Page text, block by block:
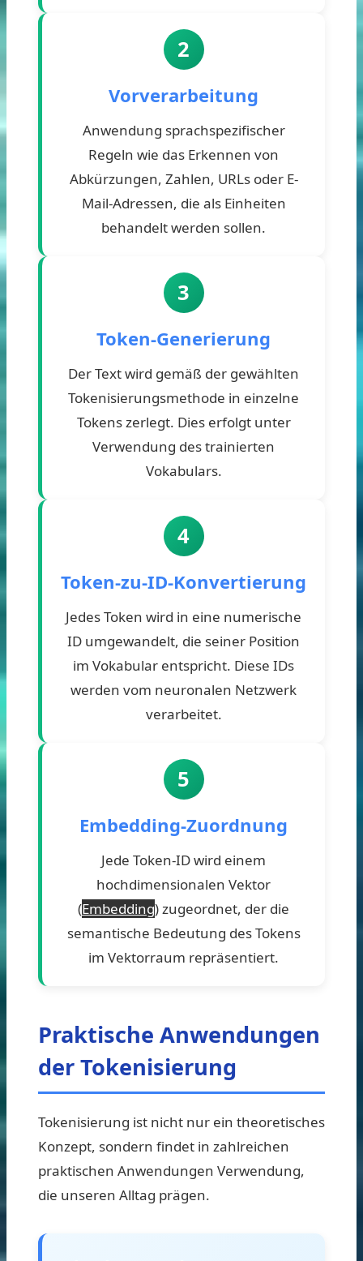
2
Vorverarbeitung
Anwendung sprachspezifischer
Regeln wie das Erkennen von
Abkürzungen, Zahlen, URLs oder E-
Mail-Adressen, die als Einheiten
behandelt werden sollen.
3
Token-Generierung
Der Text wird gemäß der gewählten
Tokenisierungsmethode in einzelne
Tokens zerlegt. Dies erfolgt unter
Verwendung des trainierten
Vokabulars.
4
Token-zu-ID-Konvertierung
Jedes Token wird in eine numerische
ID umgewandelt, die seiner Position
im Vokabular entspricht. Diese IDs
werden vom neuronalen Netzwerk
verarbeitet.
5
Embedding-Zuordnung
Jede Token-ID wird einem
hochdimensionalen Vektor
(Embedding) zugeordnet, der die
semantische Bedeutung des Tokens
im Vektorraum repräsentiert.
Praktische Anwendungen
der Tokenisierung
Tokenisierung ist nicht nur ein theoretisches
Konzept, sondern findet in zahlreichen
praktischen Anwendungen Verwendung,
die unseren Alltag prägen.